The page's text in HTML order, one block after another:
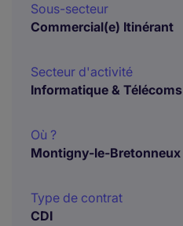
Sous-secteur
Commercial(e) Itinérant
Secteur d'activité
Informatique & Télécoms
Où ?
Montigny-le-Bretonneux
Type de contrat
CDI